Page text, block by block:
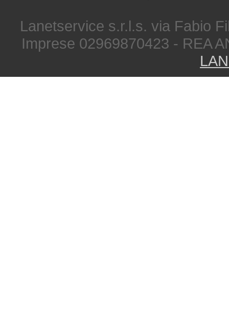
Lanetservice s.r.l.s. via Fabio
Imprese 02969870423 - REA